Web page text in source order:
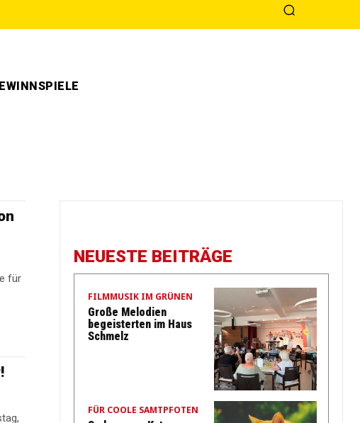
für
NEUESTE BEITRÄGE
FILMMUSIK IM GRÜNEN
Große Melodien
begeisterten im Haus
Schmelz
FÜR COOLE SAMTPFOTEN